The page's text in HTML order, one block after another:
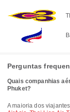
Perguntas
Quais companhias
Phuket?
A maioria dos